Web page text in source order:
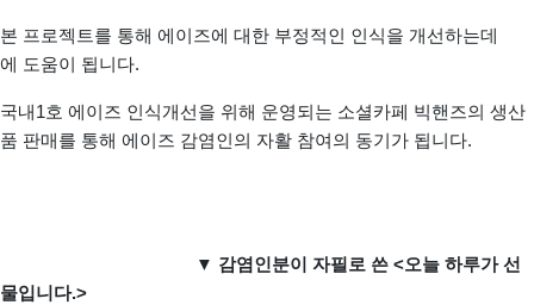
본 프로젝트를 통해 에이즈에 대한 부정적인 인식을 개선하는데
에 도움이 됩니다.
국내1호 에이즈 인식개선을 위해 운영되는 소셜카페 빅핸즈의 생산
품 판매를 통해 에이즈 감염인의 자활 참여의 동기가 됩니다.
▼ 감염인분이 자필로 쓴 <오늘 하루가 선
물입니다.>